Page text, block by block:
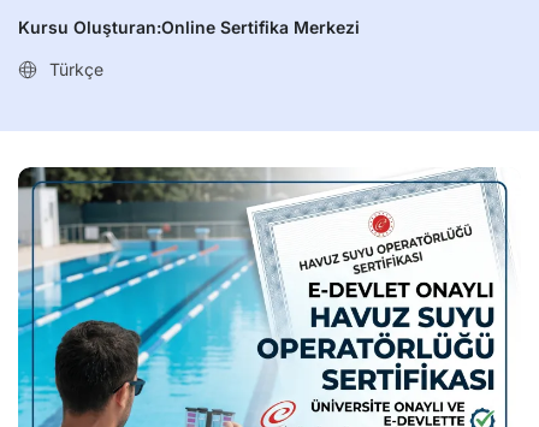
Kursu Oluşturan:Online Sertifika Merkezi
Türkçe